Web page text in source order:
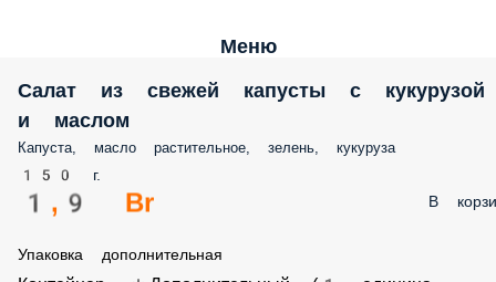
Меню
Салат из свежей капусты с кукурузой
и маслом
Капуста, масло растительное, зелень, кукуруза
150 г.
1,9 Br В
Упаковка дополнительная